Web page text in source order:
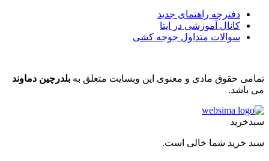
دفترچه راهنمای جدید
کانال آموزشی در ایتا
سوالات متداول جوجه کشی
تمامی حقوق مادی و معنوی این وبسایت متعلق به بلدرچین دماوند
می باشد.
سبدخرید
سبد خرید شما خالی است.